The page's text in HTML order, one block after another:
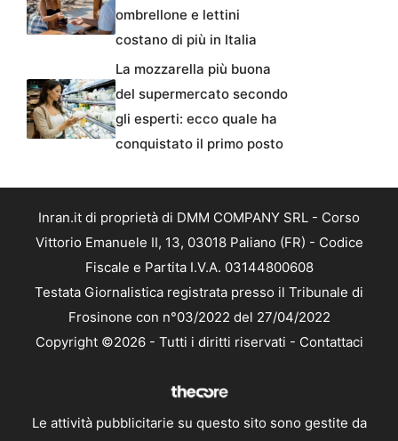
ombrellone e lettini
costano di più in Italia
La mozzarella più buona
del supermercato secondo
gli esperti: ecco quale ha
conquistato il primo posto
Inran.it di proprietà di DMM COMPANY SRL - Corso
Vittorio Emanuele II, 13, 03018 Paliano (FR) - Codice
Fiscale e Partita I.V.A. 03144800608
Testata Giornalistica registrata presso il Tribunale di
Frosinone con n°03/2022 del 27/04/2022
Copyright ©2026 - Tutti i diritti riservati - Contattaci
Le attività pubblicitarie su questo sito sono gestite da